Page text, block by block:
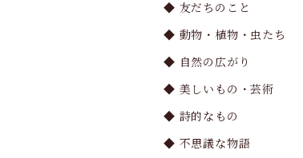
◆ 友だちのこと
◆ 動物・植物・虫たち
◆ 自然の広がり
◆ 美しいもの・芸術
◆ 詩的なもの
◆ 不思議な物語